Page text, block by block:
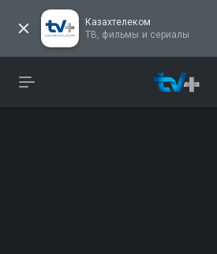
Казахтелеком
ТВ, фильмы и сериалы